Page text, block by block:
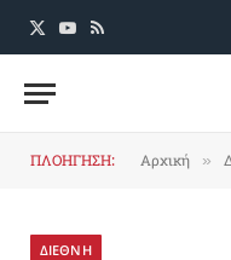
X
YouTube
RSS
ΠΛΟΗΓΗΣΗ: Αρχική »
ΔΙΕΘΝΗ